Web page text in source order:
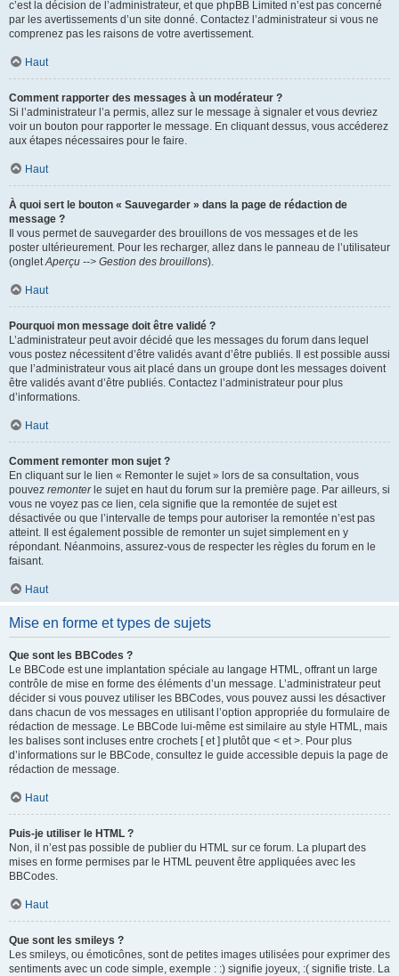
c’est la décision de l’administrateur, et que phpBB Limited n’est pas concerné
par les avertissements d’un site donné. Contactez l’administrateur si vous ne
comprenez pas les raisons de votre avertissement.
Haut
Comment rapporter des messages à un modérateur ?
Si l’administrateur l’a permis, allez sur le message à signaler et vous devriez
voir un bouton pour rapporter le message. En cliquant dessus, vous accéderez
aux étapes nécessaires pour le faire.
Haut
À quoi sert le bouton « Sauvegarder » dans la page de rédaction de
message ?
Il vous permet de sauvegarder des brouillons de vos messages et de les
poster ultérieurement. Pour les recharger, allez dans le panneau de l’utilisateur
(ongletAperçu --> Gestion des brouillons).
Haut
Pourquoi mon message doit être validé ?
L’administrateur peut avoir décidé que les messages du forum dans lequel
vous postez nécessitent d’être validés avant d’être publiés. Il est possible aussi
que l’administrateur vous ait placé dans un groupe dont les messages doivent
être validés avant d’être publiés. Contactez l’administrateur pour plus
d’informations.
Haut
Comment remonter mon sujet ?
En cliquant sur le lien « Remonter le sujet » lors de sa consultation, vous
pouvez remonterle sujet en haut du forum sur la première page. Par ailleurs, si
vous ne voyez pas ce lien, cela signifie que la remontée de sujet est
désactivée ou que l’intervalle de temps pour autoriser la remontée n’est pas
atteint. Il est également possible de remonter un sujet simplement en y
répondant. Néanmoins, assurez-vous de respecter les règles du forum en le
faisant.
Haut
Mise en forme et types de sujets
Que sont les BBCodes ?
Le BBCode est une implantation spéciale au langage HTML, offrant un large
contrôle de mise en forme des éléments d’un message. L’administrateur peut
décider si vous pouvez utiliser les BBCodes, vous pouvez aussi les désactiver
dans chacun de vos messages en utilisant l’option appropriée du formulaire de
rédaction de message. Le BBCode lui-même est similaire au style HTML, mais
les balises sont incluses entre crochets [ et ] plutôt que < et >. Pour plus
d’informations sur le BBCode, consultez le guide accessible depuis la page de
rédaction de message.
Haut
Puis-je utiliser le HTML ?
Non, il n’est pas possible de publier du HTML sur ce forum. La plupart des
mises en forme permises par le HTML peuvent être appliquées avec les
BBCodes.
Haut
Que sont les smileys ?
Les smileys, ou émoticônes, sont de petites images utilisées pour exprimer des
sentiments avec un code simple, exemple : :) signifie joyeux, :( signifie triste. La